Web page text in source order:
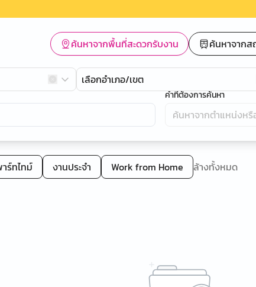
ค้นหาจากพื้นที่สะดวกรับงาน ค้นหาจากส
เลือกอำเภอ/เขต
คำที่ต้องการค้นหา
ร์ทไทม์ งานประจำ Work from Home ล้างทั้งหมด